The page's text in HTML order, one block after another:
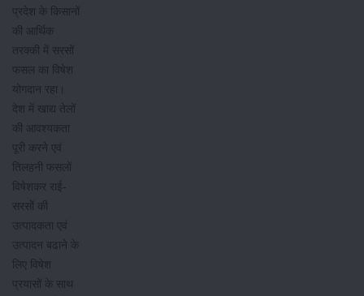
प्रदेश के किसानों
की आर्थिक
तरक्की में सरसों
फसल का विषेश
योगदान रहा।
देश में खाद्य तेलों
की आवश्यकता
पूरी करने एवं
तिलहनी फसलों
विषेशकर राई-
सरसोें की
उत्पादकता एवं
उत्पादन बढाने के
लिए विषेश
प्रयासों के साथ